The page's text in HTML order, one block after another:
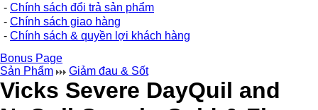
- Chính sách đổi trả sản phẩm
- Chính sách giao hàng
- Chính sách & quyền lợi khách hàng
Bonus Page
Sản Phẩm
Giảm đau & Sốt
Vicks Severe DayQuil and